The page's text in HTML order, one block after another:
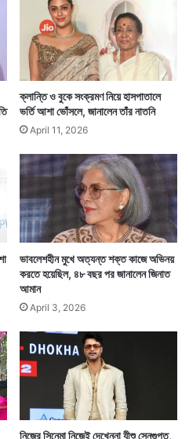
এবার পঞ্চম বিয়ে করার পর
দ্যা ওয়াল স্ট্রিট জার্নাল, নিউ
সহ রুপার্ট মার্ডকের ঝুলিতে
রুপার্ট মার্ডক তাঁর প্রথম বিয়েটা
সেবিকাকে।
ক্লান্তি ও বুকে সংক্রমণ নিয়ে হাসপাতালে
ভর্তি আশা ভোঁসলে, জানালেন তাঁর নাতনি
April 11, 2026
ভাবলেশহীন মুখে অত্যন্ত শক্ত কাজে অভিনয়
করতে হয়েছিল, ৪৮ বছর পর জানালেন জিনাত
আমান
April 3, 2026
নিজের সিনেমা নিজেই দেখেননা যীশু সেনগুপ্ত,